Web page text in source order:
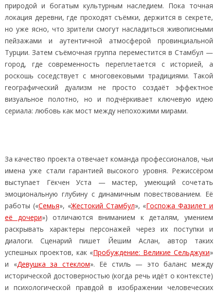
природой и богатым культурным наследием. Пока точная
локация деревни, где проходят съёмки, держится в секрете,
но уже ясно, что зрители смогут насладиться живописными
пейзажами и аутентичной атмосферой провинциальной
Турции. Затем съёмочная группа переместится в Стамбул —
город, где современность переплетается с историей, а
роскошь соседствует с многовековыми традициями. Такой
географический дуализм не просто создаёт эффектное
визуальное полотно, но и подчёркивает ключевую идею
сериала: любовь как мост между непохожими мирами.
За качество проекта отвечает команда профессионалов, чьи
имена уже стали гарантией высокого уровня. Режиссёром
выступает Гёкчен Уста — мастер, умеющий сочетать
эмоциональную глубину с динамичным повествованием. Её
работы («Семья», «Жестокий Стамбул», «Госпожа Фазилет и
её дочери») отличаются вниманием к деталям, умением
раскрывать характеры персонажей через их поступки и
диалоги. Сценарий пишет Йешим Аслан, автор таких
успешных проектов, как «Пробуждение: Великие Сельджуки»
и «Девушка за стеклом». Её стиль — это баланс между
исторической достоверностью (когда речь идёт о контексте)
и психологической правдой в изображении человеческих